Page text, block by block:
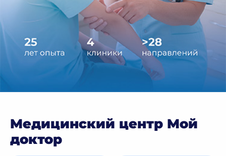
Медицинский центр Мой
доктор